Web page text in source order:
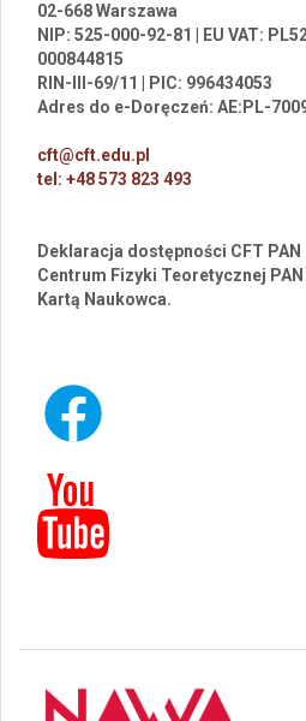
02-668 Warszawa
NIP: 525-000-92-81 | EU VAT:
000844815
RIN-III-69/11 | PIC: 996434053
Adres do e-Doręczeń: AE:PL-
cft@cft.edu.pl
tel: +48 573 823 493
Deklaracja dostępności CFT PAN
Centrum Fizyki Teoretycznej
Kartą Naukowca.